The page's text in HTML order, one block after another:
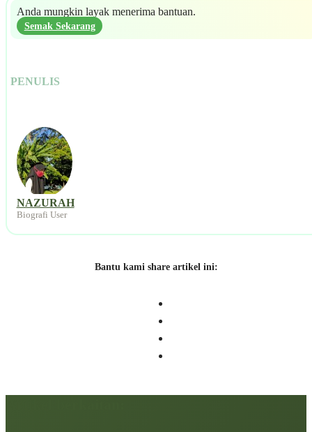
Anda mungkin layak menerima bantuan.
Semak Sekarang
PENULIS
NAZURAH
Biografi User
Bantu kami share artikel ini: